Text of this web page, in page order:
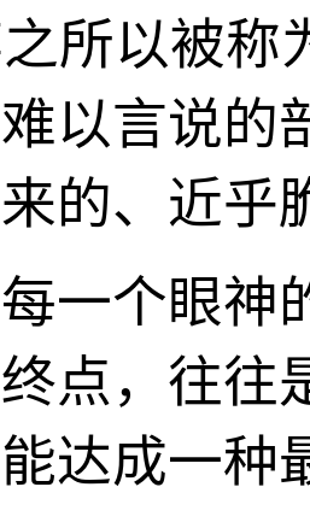
所以被称
以言说的
的、近乎
一个眼神
点，往往
达成一种